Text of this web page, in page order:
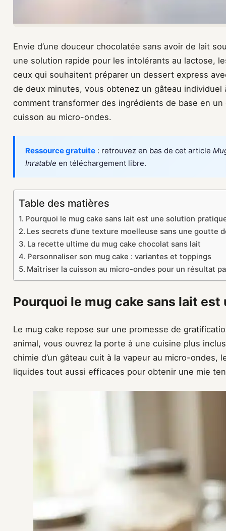
Envie d’une douceur chocolatée sans avoir de lait
une solution rapide pour les intolérants au lactose,
ceux qui souhaitent préparer un dessert express
de deux minutes, vous obtenez un gâteau
comment transformer des ingrédients de base en
cuisson au micro-ondes.
Ressource gratuite : retrouvez en bas de cet article
Inratable en téléchargement libre.
Table des matières
Pourquoi le mug cake sans lait est une solution
Les secrets d’une texture moelleuse sans une goutte
La recette ultime du mug cake chocolat sans lait
Personnaliser son mug cake : variantes et toppings
Maîtriser la cuisson au micro-ondes pour un résultat
Pourquoi le mug cake sans lait
Le mug cake repose sur une promesse de
animal, vous ouvrez la porte à une cuisine plus
chimie d’un gâteau cuit à la vapeur au micro-ondes,
liquides tout aussi efficaces pour obtenir une mie